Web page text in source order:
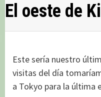
El oeste de
Este sería nuestro
visitas del día
a Tokyo para la última